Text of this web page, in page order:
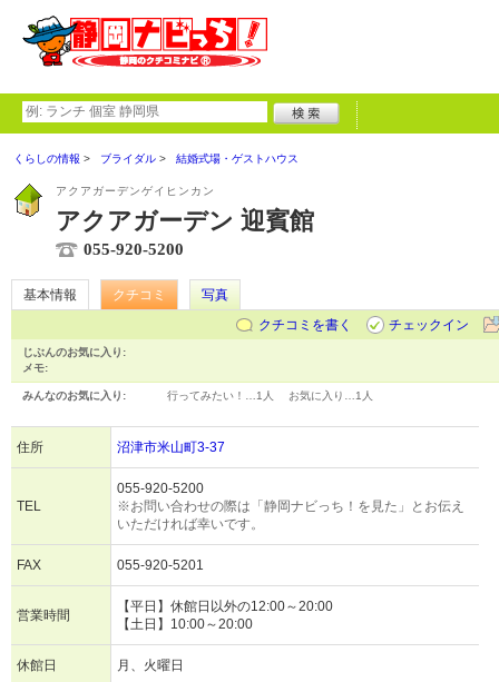
くらしの情報 ブライダル 結婚式場・ゲストハウス
アクアガーデンゲイヒンカン
アクアガーデン 迎賓館
055-920-5200
基本情報 クチコミ
写真
クチコミを書く
チェックイン
じぶんのお気に入り:
メモ:
みんなのお気に入り: 行ってみたい！… 1人 お気に入り… 1人
住所 沼津市米山町3-37
TEL
055-920-5200
※お問い合わせの際は「静岡ナビっち！を見た」とお伝え
いただければ幸いです。
FAX 055-920-5201
営業時間
【平日】休館日以外の12:00～20:00
【土日】10:00～20:00
休館日 月、火曜日